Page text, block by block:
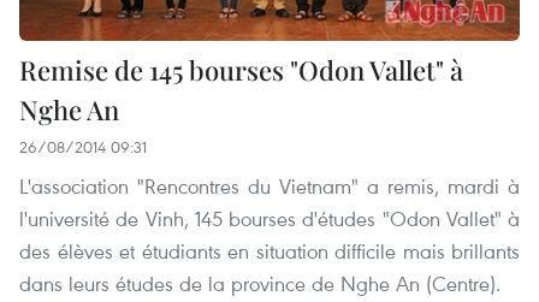
Remise de 145 bourses "Odon Vallet" à
Nghe An
26/08/2014 09:31
L'association "Rencontres du Vietnam" a remis, mardi à
l'université de Vinh, 145 bourses d'études "Odon Vallet" à
des élèves et étudiants en situation difficile mais brillants
dans leurs études de la province de Nghe An (Centre).